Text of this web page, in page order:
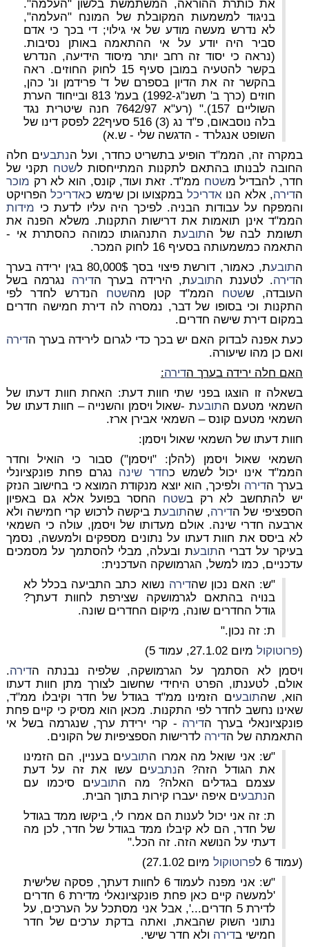
את כותרת ההוראה, המשתמשת בלשון "העלמה".
בניגוד למשמעות המקובלת של המונח "העלמה",
לא נדרש מעשה מודע של אי גילוי; די בכך כי אדם
סביר היה יודע על אי ההתאמה באותן נסיבות.
(נראה כי יסוד זה רחב יותר מיסוד הידיעה, הנדרש
בקשר להטעיה במובן סעיף 15 לחוק החוזים. ראה
בהקשר זה את הדיון בספרם של ד' פרידמן ונ' כהן,
חוזים (כרך ב' תשנ"ג-1992) בעמ' 813 ובייחוד הערת
השוליים 157)." (רע"א 7642/97 חנה שיטרית נגד
בלה נוסבאום, פ"ד נג (3) 516 סעיף22 לפסק דינו של
השופט אנגלרד - הדגשה שלי - ש.א)
במקרה זה, הממ"ד הופיע בתשריט כחדר, ועל הנתבעים חלה
החובה לבנותו בהתאם לתקנות המתייחסות לשטח תקני של
חדר, להבדיל משטח ממ"ד. זאת ועוד, קונס, הוא לא רק מוכר
הדירה, אלא הנו אדריכל במקצועו וכן שימש כאדריכלהפרויקט
והמפקח על עבודות הבניה. לפיכך היה עליו לדעת כי מידות
הממ"ד אינן תואמות את דרישות התקנות. משלא הפנה את
תשומת לבה של התובעת התנהגותו כמוהה כהסתרת אי -
התאמה כמשמעותה בסעיף 16 לחוק המכר.
התובע
ת, כאמור, דורשת פיצוי בסך 80,000$ בגין ירידה בערך
הדירה. לטענת התובעת, הירידה בערך הדירה נגרמה בשל
העובדה, ששטח הממ"ד קטן מהשטח הנדרש לחדר לפי
התקנות וכי בסופו של דבר, נמסרה לה דירת חמישה חדרים
במקום דירת שישה חדרים.
כעת אפנה לבדוק האם יש בכך כדי לגרום לירידה בערך הדירה
ואם כן מהו שיעורה.
האם חלה ירידה בערך הדירה:
בשאלה זו הוצגו בפני שתי חוות דעת: האחת חוות דעתו של
השמאי מטעם התובעת -שאול ויסמן והשנייה – חוות דעתו של
השמאי מטעם קונס – השמאי אבירן ארז.
חוות דעתו של השמאי שאול ויסמן:
השמאי שאול ויסמן (להלן: "ויסמן") סבור כי הואיל וחדר
הממ"ד אינו יכול לשמש כחדר שינה נגרם פחת פונקציונלי
בערך הדירה ולפיכך, הוא יוצא מנקודת המוצא כי בחישוב הנזק
יש להתחשב לא רק בשטח החסר בפועל אלא גם באפיון
הספציפי של הדירה, שהתובעת ביקשה לרכוש קרי חמישה ולא
ארבעה חדרי שינה. אולם מעדותו של ויסמן, עולה כי השמאי
לא ביסס את חוות דעתו על נתונים מספקים ולמעשה, נסמך
בעיקר על דברי התובעת ובעלה, מבלי להסתמך על מסמכים
עדכניים, כמו למשל, הגרמושקה העדכנית:
"ש: האם נכון שהדירה נשוא כתב התביעה בכלל לא
בנויה בהתאם לגרמושקה שצירפת לחוות דעתך?
גודל החדרים שונה, מיקום החדרים שונה.
ת: זה נכון."
(פרוטוקולמיום 27.1.02, עמוד 5)
ויסמן לא הסתמך על הגרמושקה, שלפיה נבנתה הדירה.
אולם, לטענתו, הפרט היחידי שחשוב לצורך מתן חוות דעתו
הוא, שהתובעים הזמינו ממ"ד בגודל של חדר וקיבלו ממ"ד,
שאינו נחשב לחדר לפי התקנות. מכאן הוא מסיק כי קיים פחת
פונקציונאלי בערך הדירה - קרי ירידת ערך, שנגרמה בשל אי
התאמתה של הדירה לדרישות הספציפיות של הקונים.
"ש: אני שואל מה אמרו התובעים בעניין, הם הזמינו
את הגודל הזה? הנתבעים עשו את זה על דעת
עצמם בגדלים האלה? מה התובעים סיכמו עם
הנתבעים איפה יעברו קירות בתוך הבית.
ת: זה אני יכול לענות הם אמרו לי, ביקשו ממד בגודל
של חדר, הם לא קיבלו ממד בגודל של חדר, לכן מה
דעתי על הנושא הזה. זה הכל."
(עמוד 6 ל
פרוטוקולמיום 27.1.02)
"ש: אני מפנה לעמוד 6 לחוות דעתך, פסקה שלישית
'למעשה קיים כאן פחת פונקציונאלי מדירת 6 חדרים
לדירת 5 חדרים...', אבל אני מסתכל על הערכים, על
נתוני השוק שהבאת, ואתה בדקת ערכים של חדר
חמישי בדירה ולא חדר שישי.